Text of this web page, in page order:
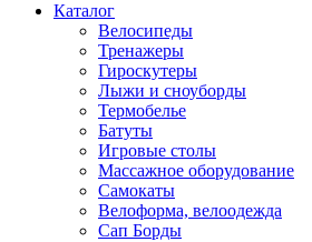
Каталог
Велосипеды
Тренажеры
Гироскутеры
Лыжи и сноуборды
Термобелье
Батуты
Игровые столы
Массажное оборудование
Самокаты
Велоформа, велоодежда
Сап Борды